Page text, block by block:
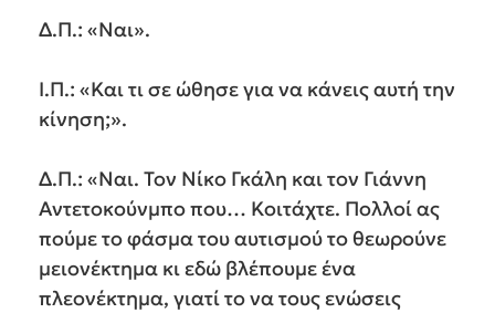
Δ.Π.: «Ναι».
Ι.Π.: «Και τι σε ώθησε για να κάνεις αυτή την
κίνηση;».
Δ.Π.: «Ναι. Τον Νίκο Γκάλη και τον Γιάννη
Αντετοκούνμπο που… Κοιτάχτε. Πολλοί ας
πούμε το φάσμα του αυτισμού το θεωρούνε
μειονέκτημα κι εδώ βλέπουμε ένα
πλεονέκτημα, γιατί το να τους ενώσεις